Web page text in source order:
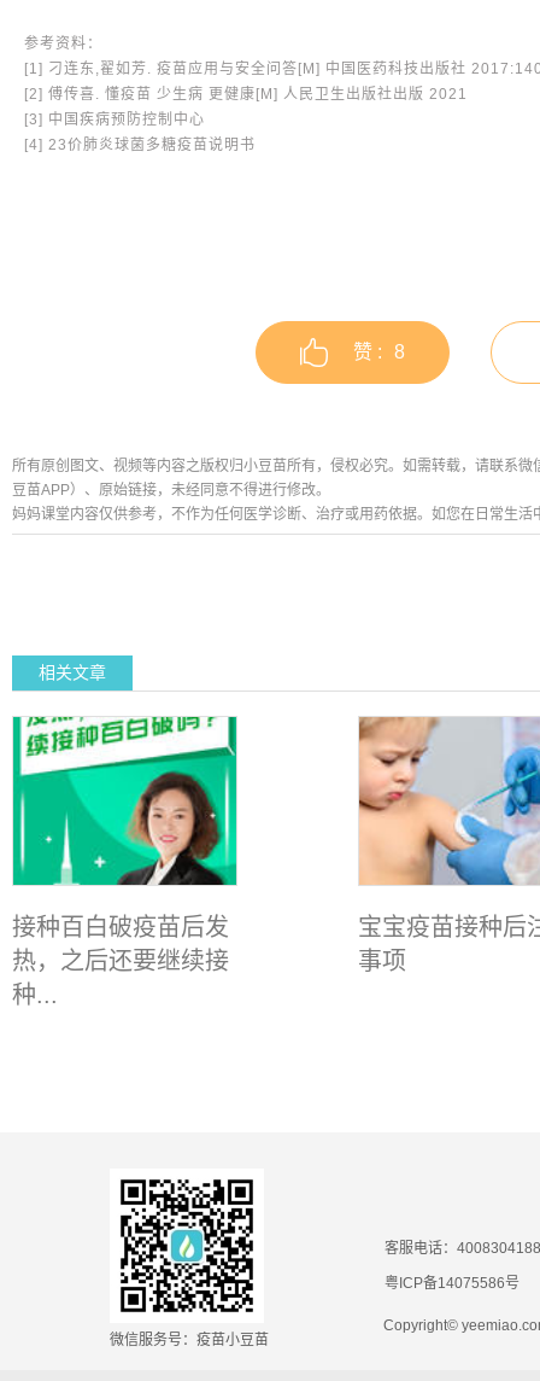
参考资料：
[1] 刁连东,翟如芳. 疫苗应用与安全问答[M] 中国医药科技出版社
[2] 傅传喜. 懂疫苗 少生病 更健康[M] 人民卫生出版社出版 2021
[3] 中国疾病预防控制中心
[4] 23价肺炎球菌多糖疫苗说明书
赞 : 8
所有原创图文、视频等内容之版权归小豆苗所有，侵权必究。如需转载，请联系
豆苗APP）、原始链接，未经同意不得进行修改。
妈妈课堂内容仅供参考，不作为任何医学诊断、治疗或用药依据。如您在日常生
相关文章
接种百白破疫苗后发
热，之后还要继续接
种...
宝宝疫苗接种后
事项
微信服务号：疫苗小豆苗
客服电话：4008304188
粤ICP备14075586号
Copyright©